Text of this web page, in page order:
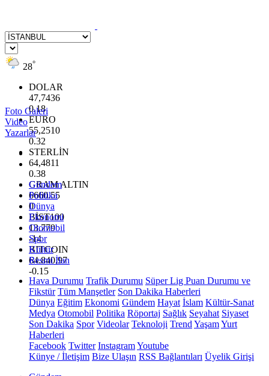
28°
DOLAR
47,7436
0.18
EURO
55,2510
0.32
STERLİN
64,4811
0.38
GRAM ALTIN
6660.55
0
BİST100
13.779
-14
BITCOIN
64.840,97
-0.15
Foto Galeri
Video
Yazarlar
Gündem
Politika
Dünya
Ekonomi
Otomobil
Spor
Kültür
Resmi İlan
Hava Durumu Trafik Durumu Süper Lig Puan Durumu ve
Fikstür Tüm Manşetler Son Dakika Haberleri
Dünya Eğitim Ekonomi Gündem Hayat İslam Kültür-Sanat
Medya Otomobil Politika Röportaj Sağlık Seyahat Siyaset
Son Dakika Spor Videolar Teknoloji Trend YaşamYurt
Haberleri
Facebook Twitter InstagramYoutube
Künye / İletişim Bize Ulaşın RSS Bağlantıları Üyelik Girişi